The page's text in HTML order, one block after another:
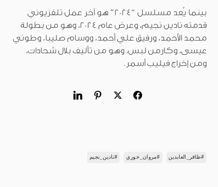
بينما يُعد مسلسل “2024” هو آخر عمل تلفزيوني
قدمته نادين نجيم، وعرض عام 2024، وهو من بطولة
محمد الأحمد، ورفيق علي أحمد، ووسام صليبا، وطوني
عيسى، وكارمن لبس، وهو من تأليف بلال شحادات،
ومن إخراج فيليب أسمر.
#ظافر_العابدين #مروان_خوري #نادين_نجيم